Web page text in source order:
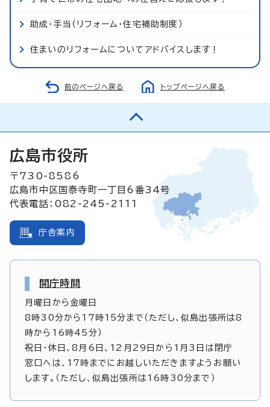
助成・手当（リフォーム・住宅補助制度）
住まいのリフォームについてアドバイスします！
前のページへ戻る トップページへ戻る
広島市役所
〒730-8586
広島市中区国泰寺町一丁目6番34号
代表電話：082-245-2111
庁舎案内
開庁時間
月曜日から金曜日
8時30分から17時15分まで（ただし、似島出張所は8
時から16時45分）
祝日・休日、8月6日、12月29日から1月3日は閉庁
窓口へは、17時までにお越しいただきますようお願い
します。（ただし、似島出張所は16時30分まで）